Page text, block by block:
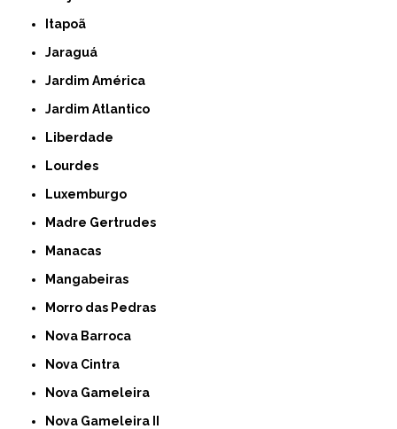
Itapoã
Jaraguá
Jardim América
Jardim Atlantico
Liberdade
Lourdes
Luxemburgo
Madre Gertrudes
Manacas
Mangabeiras
Morro das Pedras
Nova Barroca
Nova Cintra
Nova Gameleira
Nova Gameleira II